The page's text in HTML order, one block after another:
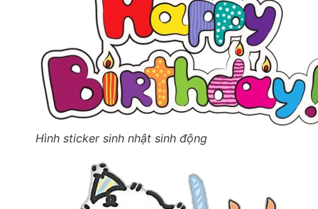
Hình sticker sinh nhật sinh động